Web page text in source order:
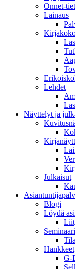
Onnet-
Lainaus
Lehdet
Näyttelyt ja
Julkaisut
Blogi
Löydä
Hankkeet
G-